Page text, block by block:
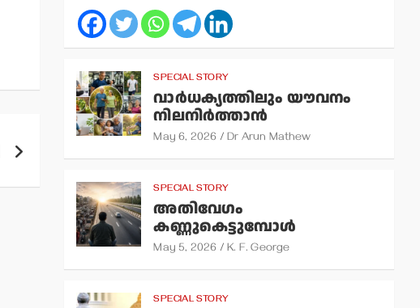
SPECIAL STORY
വാര്‍ധക്യത്തിലും യൗവനം
നിലനിര്‍ത്താന്‍
May 6, 2026 Dr Arun Mathew
SPECIAL STORY
അതിവേഗം
കണ്ണുകെട്ടുമ്പോള്‍
May 5, 2026 K. F. George
SPECIAL STORY